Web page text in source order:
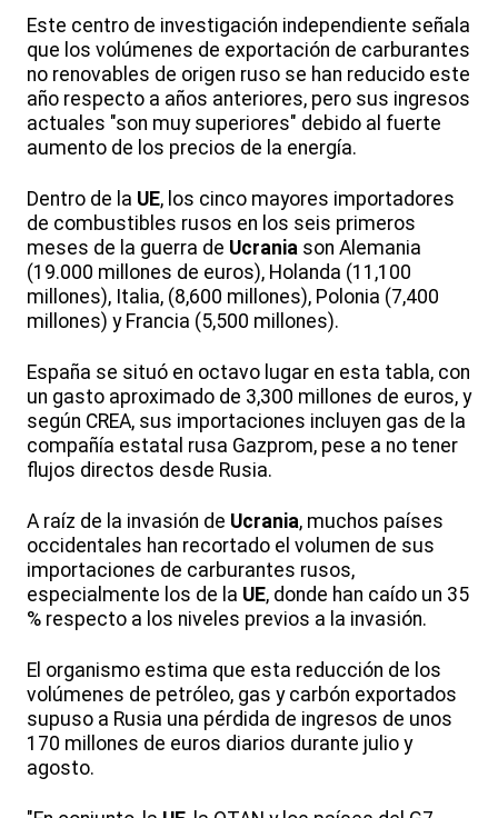
Este centro de investigación independiente señala
que los volúmenes de exportación de carburantes
no renovables de origen ruso se han reducido este
año respecto a años anteriores, pero sus ingresos
actuales "son muy superiores" debido al fuerte
aumento de los precios de la energía.
Dentro de la UE, los cinco mayores importadores
de combustibles rusos en los seis primeros
meses de la guerra de Ucrania son Alemania
(19.000 millones de euros), Holanda (11,100
millones), Italia, (8,600 millones), Polonia (7,400
millones) y Francia (5,500 millones).
España se situó en octavo lugar en esta tabla, con
un gasto aproximado de 3,300 millones de euros, y
según CREA, sus importaciones incluyen gas de la
compañía estatal rusa Gazprom, pese a no tener
flujos directos desde Rusia.
A raíz de la invasión de Ucrania, muchos países
occidentales han recortado el volumen de sus
importaciones de carburantes rusos,
especialmente los de la UE, donde han caído un 35
% respecto a los niveles previos a la invasión.
El organismo estima que esta reducción de los
volúmenes de petróleo, gas y carbón exportados
supuso a Rusia una pérdida de ingresos de unos
170 millones de euros diarios durante julio y
agosto.